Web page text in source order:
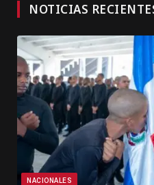
NOTICIAS
NACIONALES